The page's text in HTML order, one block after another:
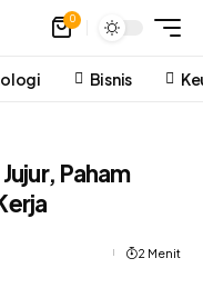
0
Bisnis
Paham
2 Menit